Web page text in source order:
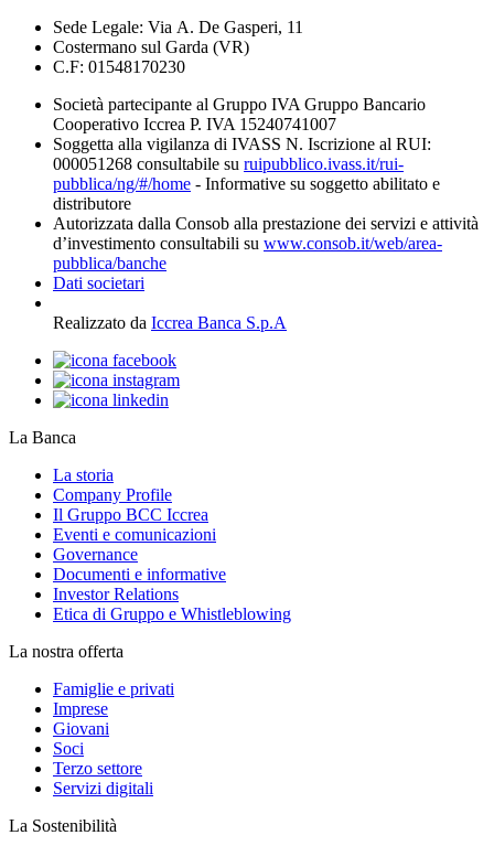
Sede Legale: Via A. De Gasperi, 11
Costermano sul Garda (VR)
C.F: 01548170230
Società partecipante al Gruppo IVA Gruppo Bancario
Cooperativo Iccrea P. IVA 15240741007
Soggetta alla vigilanza di IVASS N. Iscrizione al RUI:
000051268 consultabile su ruipubblico.ivass.it/rui-
pubblica/ng/#/home - Informative su soggetto abilitato e
distributore
Autorizzata dalla Consob alla prestazione dei servizi e attività
d’investimento consultabili su www.consob.it/web/area-
pubblica/banche
Dati societari
Realizzato da Iccrea Banca S.p.A
La Banca
La storia
Company Profile
Il Gruppo BCC Iccrea
Eventi e comunicazioni
Governance
Documenti e informative
Investor Relations
Etica di Gruppo e Whistleblowing
La nostra offerta
Famiglie e privati
Imprese
Giovani
Soci
Terzo settore
Servizi digitali
La Sostenibilità